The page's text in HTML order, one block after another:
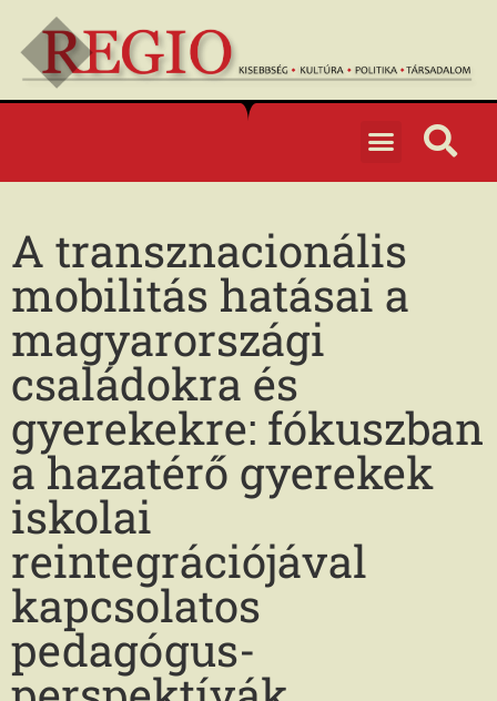
A transznacionális
mobilitás hatásai a
magyarországi
családokra és
gyerekekre: fókuszban
a hazatérő gyerekek
iskolai
reintegrációjával
kapcsolatos
pedagógus-